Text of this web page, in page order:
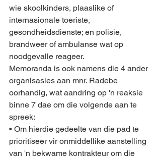
wie skoolkinders, plaaslike of
internasionale toeriste,
gesondheidsdienste; en polisie,
brandweer of ambulanse wat op
noodgevalle reageer.
Memoranda is ook namens die 4 ander
organisasies aan mnr. Radebe
oorhandig, wat aandring op 'n reaksie
binne 7 dae om die volgende aan te
spreek:
• Om hierdie gedeelte van die pad te
prioritiseer vir onmiddellike aanstelling
van 'n bekwame kontrakteur om die